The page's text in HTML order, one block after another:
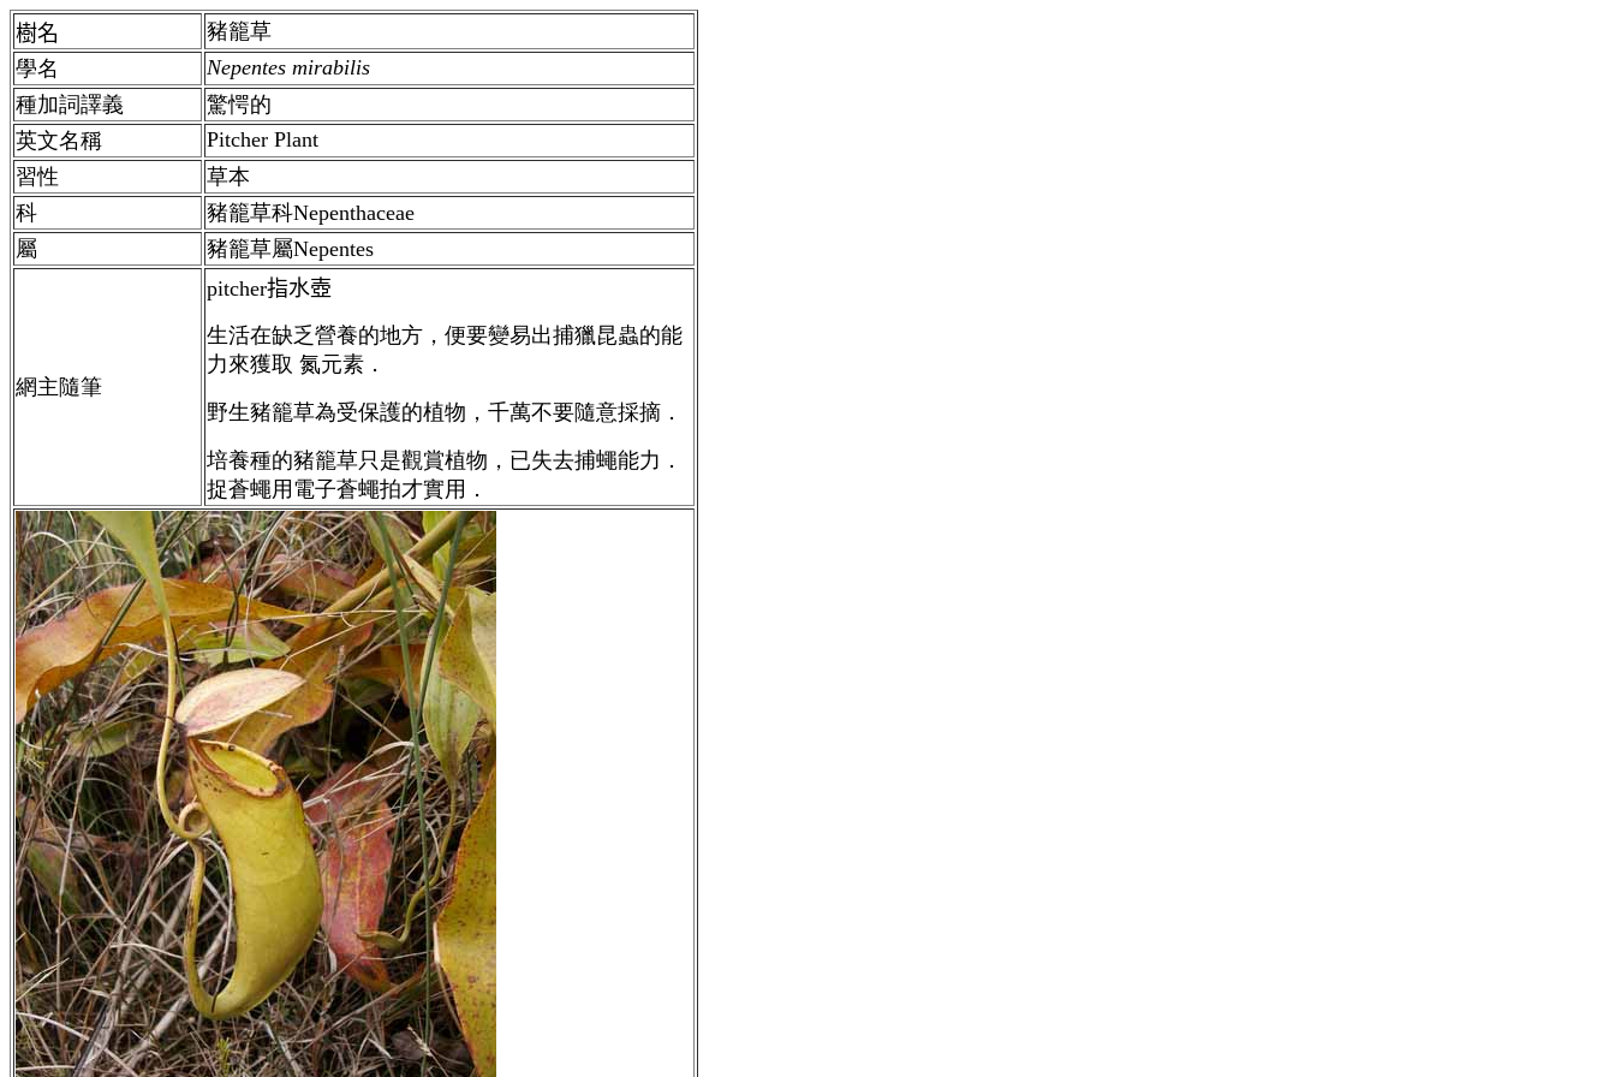
樹名
豬籠草
學名
Nepentes mirabilis
種加詞譯義
驚愕的
英文名稱
Pitcher Plant
習性
草本
科
豬籠草科Nepenthaceae
屬
豬籠草屬Nepentes
網主隨筆
pitcher指水壺
生活在缺乏營養的地方，便要變易出捕獵昆蟲的能
力來獲取 氮元素．
野生豬籠草為受保護的植物，千萬不要隨意採摘．
培養種的豬籠草只是觀賞植物，已失去捕蠅能力．
捉蒼蠅用電子蒼蠅拍才實用．